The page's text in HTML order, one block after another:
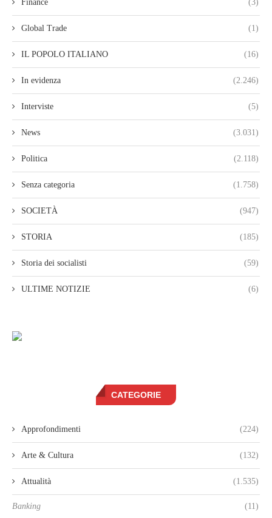
Finance (3)
Global Trade (1)
IL POPOLO ITALIANO (16)
In evidenza (2.246)
Interviste (5)
News (3.031)
Politica (2.118)
Senza categoria (1.758)
SOCIETÀ (947)
STORIA (185)
Storia dei socialisti (59)
ULTIME NOTIZIE (6)
CATEGORIE
Approfondimenti (224)
Arte & Cultura (132)
Attualità (1.535)
Banking (11)